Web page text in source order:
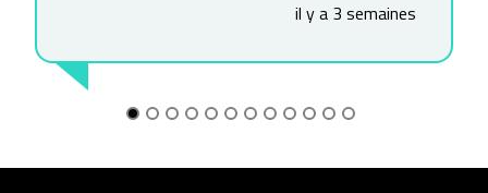
il y a 3 semaines